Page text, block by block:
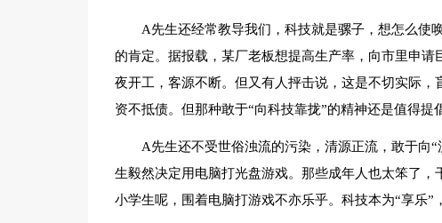
A先生还经常教导我们，科技就是骡子，想怎么使
的肯定。据报载，某厂老板想提高生产率，向市里申
夜开工，客源不断。但又有人抨击说，这是不切实际
资不抵债。但那种敢于“向科技靠拢”的精神还是值得提
A先生还不受世俗浊流的污染，清源正流，敢于向
生毅然决定用电脑打光盘游戏。那些成年人也太笨了
小学生呢，围着电脑打游戏不亦乐乎。科技本为“享乐”